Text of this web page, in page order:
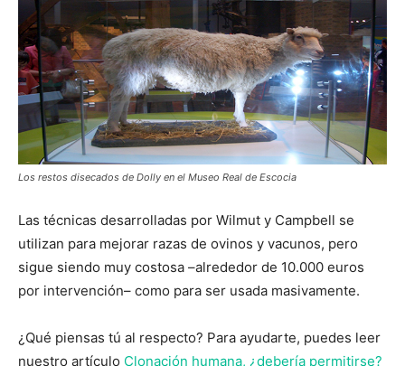
Los restos disecados de Dolly en el Museo Real de Escocia
Las técnicas desarrolladas por Wilmut y Campbell se
utilizan para mejorar razas de ovinos y vacunos, pero
sigue siendo muy costosa –alrededor de 10.000 euros
por intervención– como para ser usada masivamente.
¿Qué piensas tú al respecto? Para ayudarte, puedes leer
nuestro artículo Clonación humana, ¿debería permitirse?